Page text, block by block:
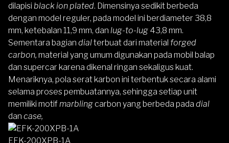
dilapisi black ion plated. Dimensinya sedikit berbeda
dengan model reguler, pada model ini berdiameter 38,8
mm, ketebalan 11,9 mm, dan lug-to-lug 43,8 mm.
Sementara bagian dialterbuat dari material forged
carbon, material yang umum digunakan pada mobil balap
dan supercar karena dikenal ringan sekaligus kuat.
Menariknya, pola serat karbon ini terbentuk secara alami
selama proses pembuatannya, sehingga setiap unit
memiliki motif marblingcarbon yang berbeda pada dial
dan case,
EFK-200XPB-1A